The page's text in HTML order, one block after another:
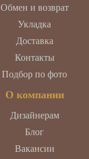
Обмен и возврат
Укладка
Доставка
Контакты
Подбор по фото
О компании
Дизайнерам
Блог
Вакансии